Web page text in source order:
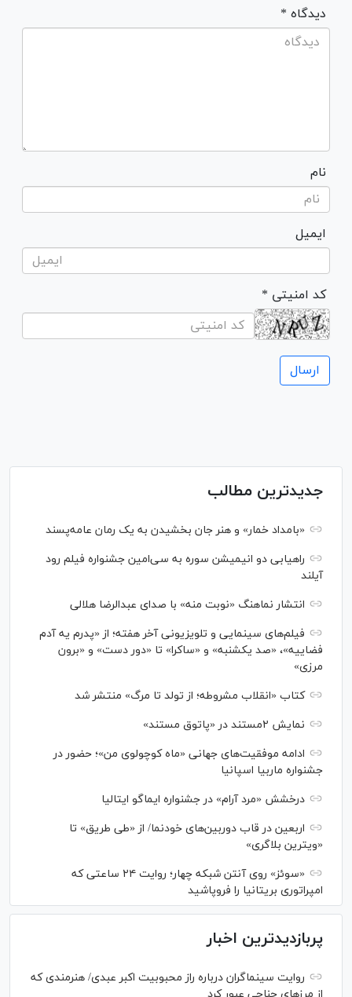
* دیدگاه
نام
ایمیل
* کد امنیتی
جدیدترین مطالب
«بامداد خمار» و هنر جان بخشیدن به یک رمان عامه‌پسند
راهیابی دو انیمیشن سوره به سی‌امین جشنواره فیلم رود
آیلند
انتشار نماهنگ «نوبت منه» با صدای عبدالرضا هلالی
فیلم‌های سینمایی و تلویزیونی آخر هفته؛ از «پدرم یه آدم
فضاییه»، «صد یکشنبه» و «ساکرا» تا «دور دست» و «برون
مرزی»
کتاب «انقلاب مشروطه؛ از تولد تا مرگ» منتشر شد
نمایش ۲مستند در «پاتوق مستند»
ادامه موفقیت‌های جهانی «ماه کوچولوی من»؛ حضور در
جشنواره ماربیا اسپانیا
درخشش «مرد آرام» در جشنواره ایماگو ایتالیا
اربعین در قاب دوربین‌های خودنما/ از «طی طریق» تا
«ویترین بلاگری»
«سوئز» روی آنتن شبکه چهار؛ روایت ۲۴ ساعتی که
امپراتوری بریتانیا را فروپاشید
پربازدیدترین اخبار
روایت سینماگران درباره راز محبوبیت اکبر عبدی/ هنرمندی که
از مرزهای جناحی عبور کرد